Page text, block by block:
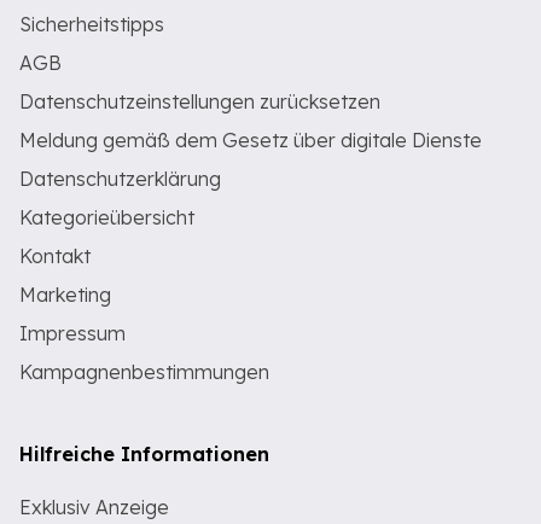
Sicherheitstipps
AGB
Datenschutzeinstellungen zurücksetzen
Meldung gemäß dem Gesetz über digitale Dienste
Datenschutzerklärung
Kategorieübersicht
Kontakt
Marketing
Impressum
Kampagnenbestimmungen
Hilfreiche Informationen
Exklusiv Anzeige